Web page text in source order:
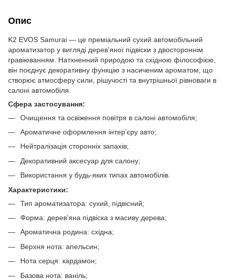
Опис
K2 EVOS Samurai — це преміальний сухий автомобільний
ароматизатор у вигляді деревʼяної підвіски з двостороннім
гравіюванням. Натхненний природою та східною філософією,
він поєднує декоративну функцію з насиченим ароматом, що
створює атмосферу сили, рішучості та внутрішньої рівноваги в
салоні автомобіля.
Сфера застосування:
Очищення та освіження повітря в салоні автомобіля;
Ароматичне оформлення інтерʼєру авто;
Нейтралізація сторонніх запахів;
Декоративний аксесуар для салону;
Використання у будь-яких типах автомобілів.
Характеристики:
Тип ароматизатора: сухий, підвісний;
Форма: деревʼяна підвіска з масиву дерева;
Ароматична родина: східна;
Верхня нота: апельсин;
Нота серця: кардамон;
Базова нота: ваніль;